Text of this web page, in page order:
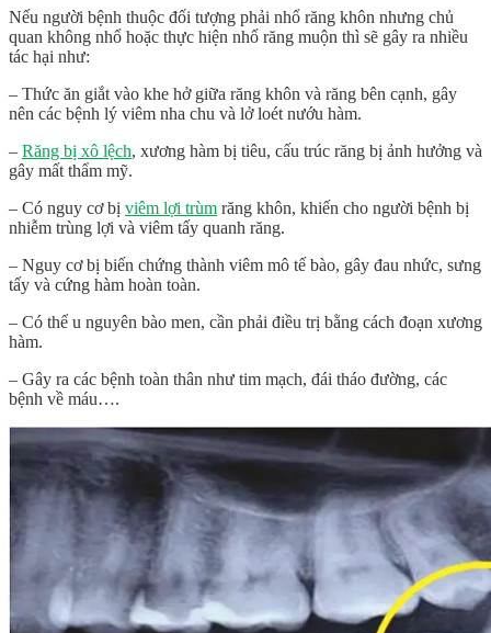
Nếu người bệnh thuộc đối tượng phải nhổ răng khôn nhưng chủ
quan không nhổ hoặc thực hiện nhổ răng muộn thì sẽ gây ra nhiều
tác hại như:
– Thức ăn giắt vào khe hở giữa răng khôn và răng bên cạnh, gây
nên các bệnh lý viêm nha chu và lở loét nướu hàm.
– Răng bị xô lệch, xương hàm bị tiêu, cấu trúc răng bị ảnh hưởng và
gây mất thẩm mỹ.
– Có nguy cơ bị viêm lợi trùm răng khôn, khiến cho người bệnh bị
nhiễm trùng lợi và viêm tấy quanh răng.
– Nguy cơ bị biến chứng thành viêm mô tế bào, gây đau nhức, sưng
tấy và cứng hàm hoàn toàn.
– Có thể u nguyên bào men, cần phải điều trị bằng cách đoạn xương
hàm.
– Gây ra các bệnh toàn thân như tim mạch, đái tháo đường, các
bệnh về máu….